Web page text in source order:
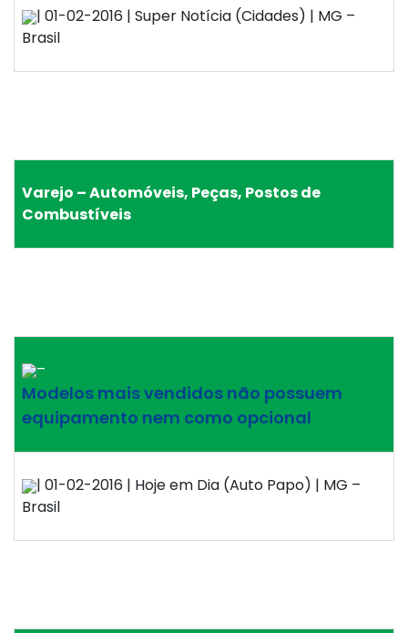
| 01-02-2016 | Super Notícia (Cidades) | MG –
Brasil
Varejo – Automóveis, Peças, Postos de
Combustíveis
–
Modelos mais vendidos não possuem
equipamento nem como opcional
| 01-02-2016 | Hoje em Dia (Auto Papo) | MG –
Brasil